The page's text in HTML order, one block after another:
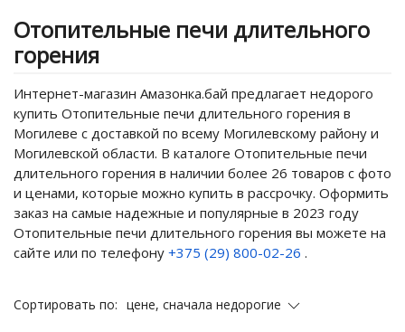
Отопительные печи длительного
горения
Интернет-магазин Амазонка.бай предлагает недорого
купить Отопительные печи длительного горения в
Могилеве с доставкой по всему Могилевскому району и
Могилевской области. В каталоге Отопительные печи
длительного горения в наличии более 26 товаров с фото
и ценами, которые можно купить в рассрочку. Оформить
заказ на самые надежные и популярные в 2023 году
Отопительные печи длительного горения вы можете на
сайте или по телефону +375 (29) 800-02-26 .
Сортировать по: цене, сначала недорогие